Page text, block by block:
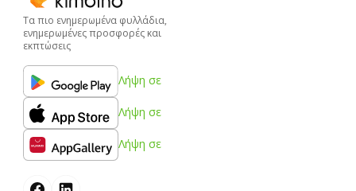
Τα πιο ενημερωμένα φυλλάδια,
ενημερωμένες προσφορές και
εκπτώσεις
Λήψη σε
Λήψη σε
Λήψη σε